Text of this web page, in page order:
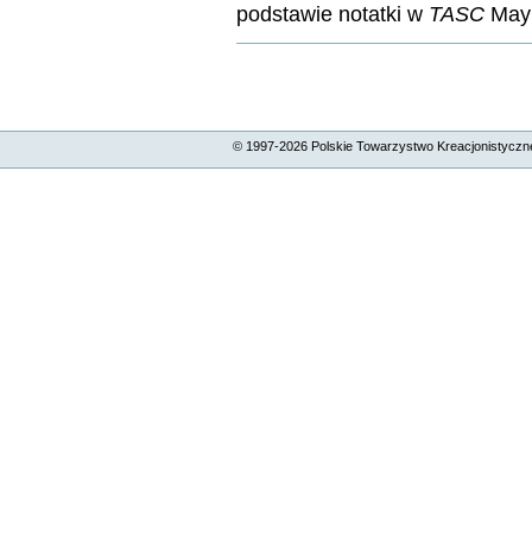
podstawie notatki w TASC
© 1997-2026Polskie Towarzystwo